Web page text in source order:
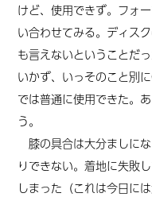
けど、使用できず。フォ
い合わせてみる。ディス
も言えないということだ
いかず、いっそのこと別
では普通に使用できた。
う。
膝の具合は大分ましに
りできない。着地に失敗
しまった（これは今日には